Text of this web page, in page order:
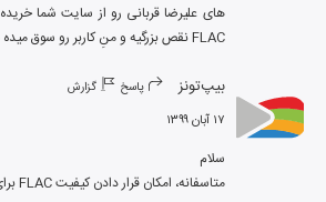
FLAC نقص بزرگیه و منِ کاربر رو سوق میده به خرید آلبوم فیزیکی!
بیپ‌تونز پاسخ گزارش
۱۷ آبان ۱۳۹۹
متاسفانه، امکان قرار دادن کیفیت FLAC برای این آلبوم وجود ندارد.